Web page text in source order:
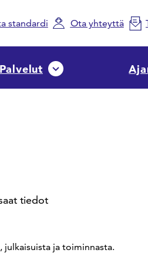
standardi Ota yhteyttä
Palvelut Avaa tai sulje
tiedot
julkaisuista ja toiminnasta.